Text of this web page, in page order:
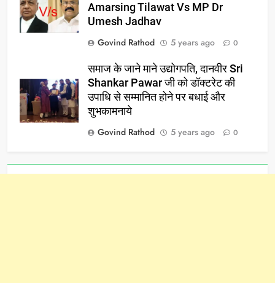
Amarsing Tilawat Vs MP Dr
Umesh Jadhav
Govind Rathod
5 years ago 0
समाज के जाने माने उद्योगपति, दानवीर Sri
Shankar Pawar जी को डॉक्टरेट की
उपाधि से सम्मानित होने पर बधाई और
शुभकामनाये
Govind Rathod
5 years ago 0